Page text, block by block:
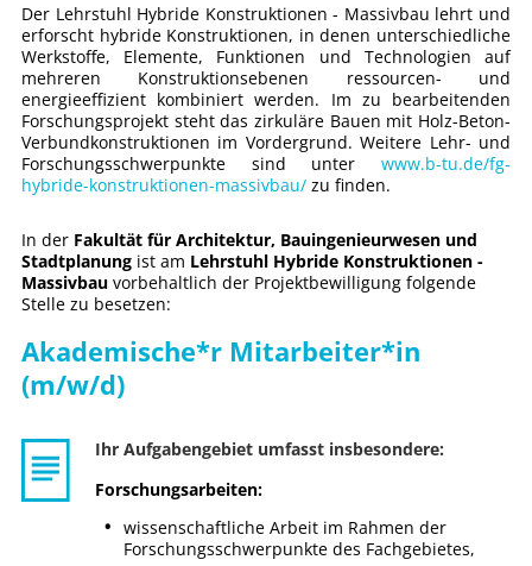
Der Lehrstuhl Hybride Konstruktionen - Massivbau lehrt und
erforscht hybride Konstruktionen, in denen unterschiedliche
Werkstoffe, Elemente, Funktionen und Technologien auf
mehreren Konstruktionsebenen ressourcen- und
energieeffizient kombiniert werden. Im zu bearbeitenden
Forschungsprojekt steht das zirkuläre Bauen mit Holz-Beton-
Verbundkonstruktionen im Vordergrund. Weitere Lehr- und
Forschungsschwerpunkte sind unterwww.b-tu.de/fg-
hybride-konstruktionen-massivbau/zu finden.
In der Fakultät für Architektur, Bauingenieurwesen und
Stadtplanungist am Lehrstuhl Hybride Konstruktionen -
Massivbauvorbehaltlich der Projektbewilligung folgende
Stelle zu besetzen:
Akademische*r Mitarbeiter*in
(m/w/d)
Ihr Aufgabengebiet umfasst insbesondere:
Forschungsarbeiten:
wissenschaftliche Arbeit im Rahmen der
Forschungsschwerpunkte des Fachgebietes,